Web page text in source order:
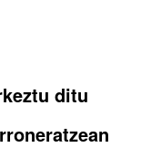
ditu